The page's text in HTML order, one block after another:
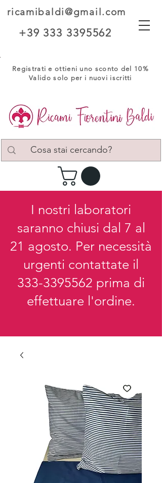
ricamibaldi@gmail.com
+39 333 3395562
Registrati e ottieni uno sconto del 10%
Valido solo per i nuovi iscritti
I nostri laboratori
saranno chiusi dal 7 al
21 agosto. Per necessità
urgenti contattate il
333-3395562 prima di
effettuare l'ordine.